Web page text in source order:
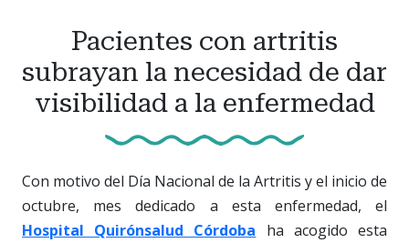
Pacientes con artritis
subrayan la necesidad de dar
visibilidad a la enfermedad
Con motivo del Día Nacional de la Artritis y el inicio de
octubre, mes dedicado a esta enfermedad, el
Hospital Quirónsalud Córdoba ha acogido esta